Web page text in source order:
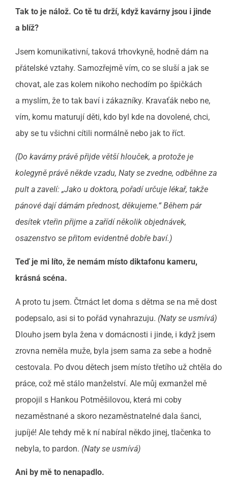
Tak to je nálož. Co tě tu drží, když kavárny jsou i jinde
a blíž?
Jsem komunikativní, taková trhovkyně, hodně dám na
přátelské vztahy. Samozřejmě vím, co se sluší a jak se
chovat, ale zas kolem nikoho nechodím po špičkách
a myslím, že to tak baví i zákazníky. Kravaťák nebo ne,
vím, komu maturují děti, kdo byl kde na dovolené, chci,
aby se tu všichni cítili normálně nebo jak to říct.
(Do kavárny právě přijde větší hlouček, a protože je
kolegyně právě někde vzadu, Naty se zvedne, odběhne za
pult a zavelí: „Jako u doktora, pořadí určuje lékař, takže
pánové dají dámám přednost, děkujeme.“ Během pár
desítek vteřin přijme a zařídí několik objednávek,
osazenstvo se přitom evidentně dobře baví.)
Teď je mi líto, že nemám místo diktafonu kameru,
krásná scéna.
A proto tu jsem. Čtrnáct let doma s dětma se na mě dost
podepsalo, asi si to pořád vynahrazuju. (Naty se usmívá)
Dlouho jsem byla žena v domácnosti i jinde, i když jsem
zrovna neměla muže, byla jsem sama za sebe a hodně
cestovala. Po dvou dětech jsem místo třetího už chtěla do
práce, což mě stálo manželství. Ale můj exmanžel mě
propojil s Hankou Potměšilovou, která mi coby
nezaměstnané a skoro nezaměstnatelné dala šanci,
jupíjé! Ale tehdy mě k ní nabíral někdo jinej, tlačenka to
nebyla, to pardon. (Naty se usmívá)
Ani by mě to nenapadlo.